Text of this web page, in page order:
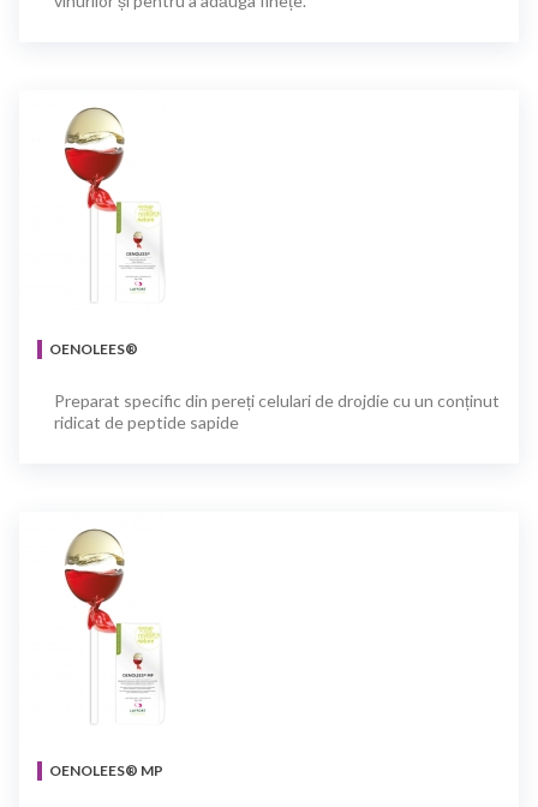
OENOLEES®
Preparat specific din pereți celulari de drojdie cu un conținut
ridicat de peptide sapide
OENOLEES® MP